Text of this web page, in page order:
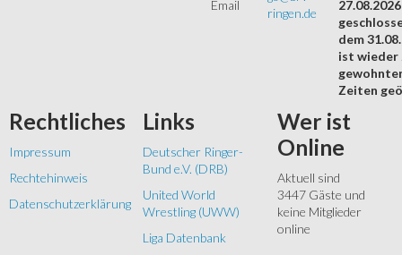
Email
ringen.de
27.08.2026
dem
ist wieder
Zeiten
Rechtliches
Impressum
Rechtehinweis
Datenschutzerklärung
Links
Deutscher Ringer-
Bund e.V. (DRB)
United World
Wrestling (UWW)
Liga Datenbank
Wer ist
Online
Aktuell sind
3447 Gäste und
keine Mitglieder
online